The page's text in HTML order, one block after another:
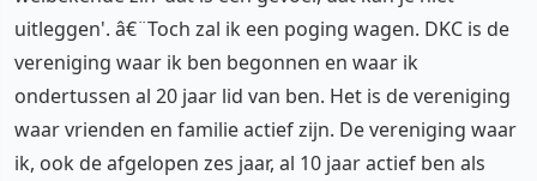
uitleggen'. â€¨Toch zal ik een poging wagen. DKC is de
vereniging waar ik ben begonnen en waar ik
ondertussen al 20 jaar lid van ben. Het is de vereniging
waar vrienden en familie actief zijn. De vereniging waar
ik, ook de afgelopen zes jaar, al 10 jaar actief ben als